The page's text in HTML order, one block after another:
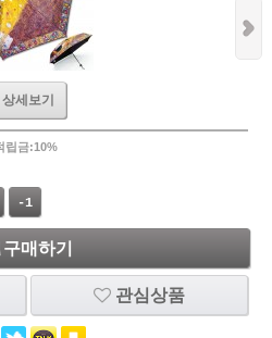
상세보기
립금:10%
-1
구매하기
관심상품